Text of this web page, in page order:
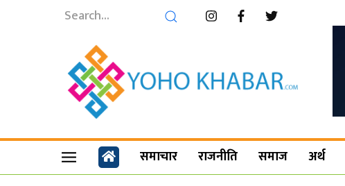
समाचार राजनीति समाज अर्थ